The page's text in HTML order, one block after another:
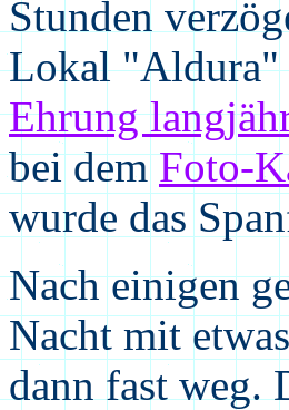
Stunden
Lokal "Aldura"
Ehrung
bei demFoto-
wurde das
Nach einigen
Nacht mit
dann fast weg.